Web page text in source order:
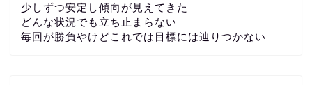
少しずつ安定し傾向が見えてきた
どんな状況でも立ち止まらない
毎回が勝負やけどこれでは目標には辿りつかない